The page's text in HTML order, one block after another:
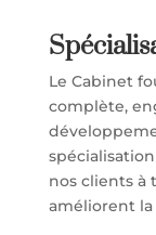
Le Cabinet
complète,
nos clients à
améliorent